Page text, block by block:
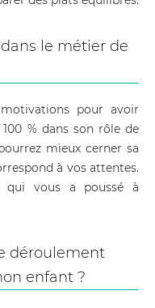
le métier de
pour avoir
% dans son rôle de
mieux cerner sa
à vos attentes.
qui vous a poussé à
déroulement
enfant ?